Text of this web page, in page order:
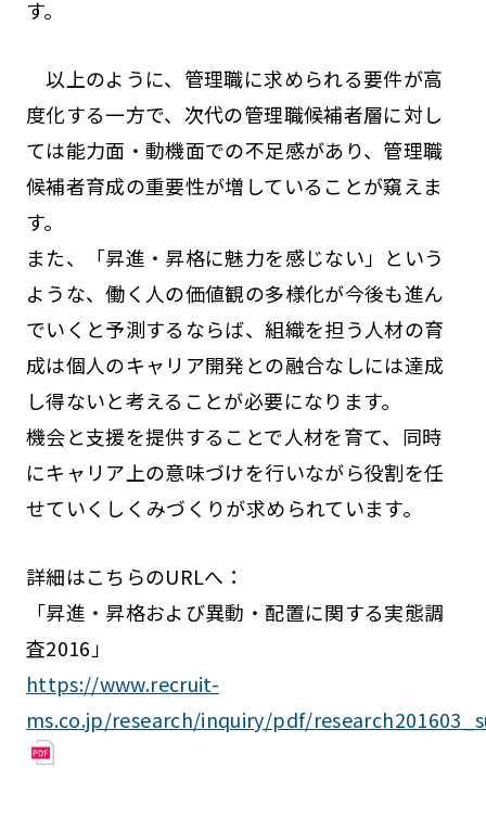
す。
以上のように、管理職に求められる要件が高
度化する一方で、次代の管理職候補者層に対し
ては能力面・動機面での不足感があり、管理職
候補者育成の重要性が増していることが窺えま
す。
また、「昇進・昇格に魅力を感じない」という
ような、働く人の価値観の多様化が今後も進ん
でいくと予測するならば、組織を担う人材の育
成は個人のキャリア開発との融合なしには達成
し得ないと考えることが必要になります。
機会と支援を提供することで人材を育て、同時
にキャリア上の意味づけを行いながら役割を任
せていくしくみづくりが求められています。
詳細はこちらのURLへ：
「昇進・昇格および異動・配置に関する実態調
査2016」
https://www.recruit-
ms.co.jp/research/inquiry/pdf/